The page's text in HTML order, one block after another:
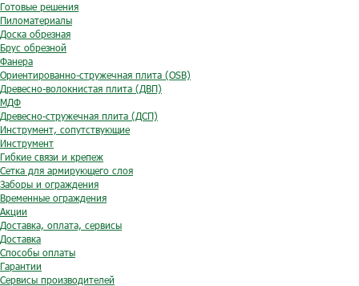
Готовые решения
Пиломатериалы
Доска обрезная
Брус обрезной
Фанера
Ориентированно-стружечная плита (OSB)
Древесно-волокнистая плита (ДВП)
МДФ
Древесно-стружечная плита (ДСП)
Инструмент, сопутствующие
Инструмент
Гибкие связи и крепеж
Сетка для армирующего слоя
Заборы и ограждения
Временные ограждения
Акции
Доставка, оплата, сервисы
Доставка
Способы оплаты
Гарантии
Сервисы производителей